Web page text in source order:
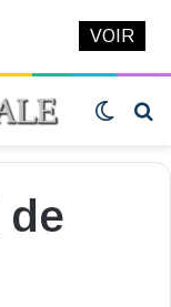
Switch
de
VOIR